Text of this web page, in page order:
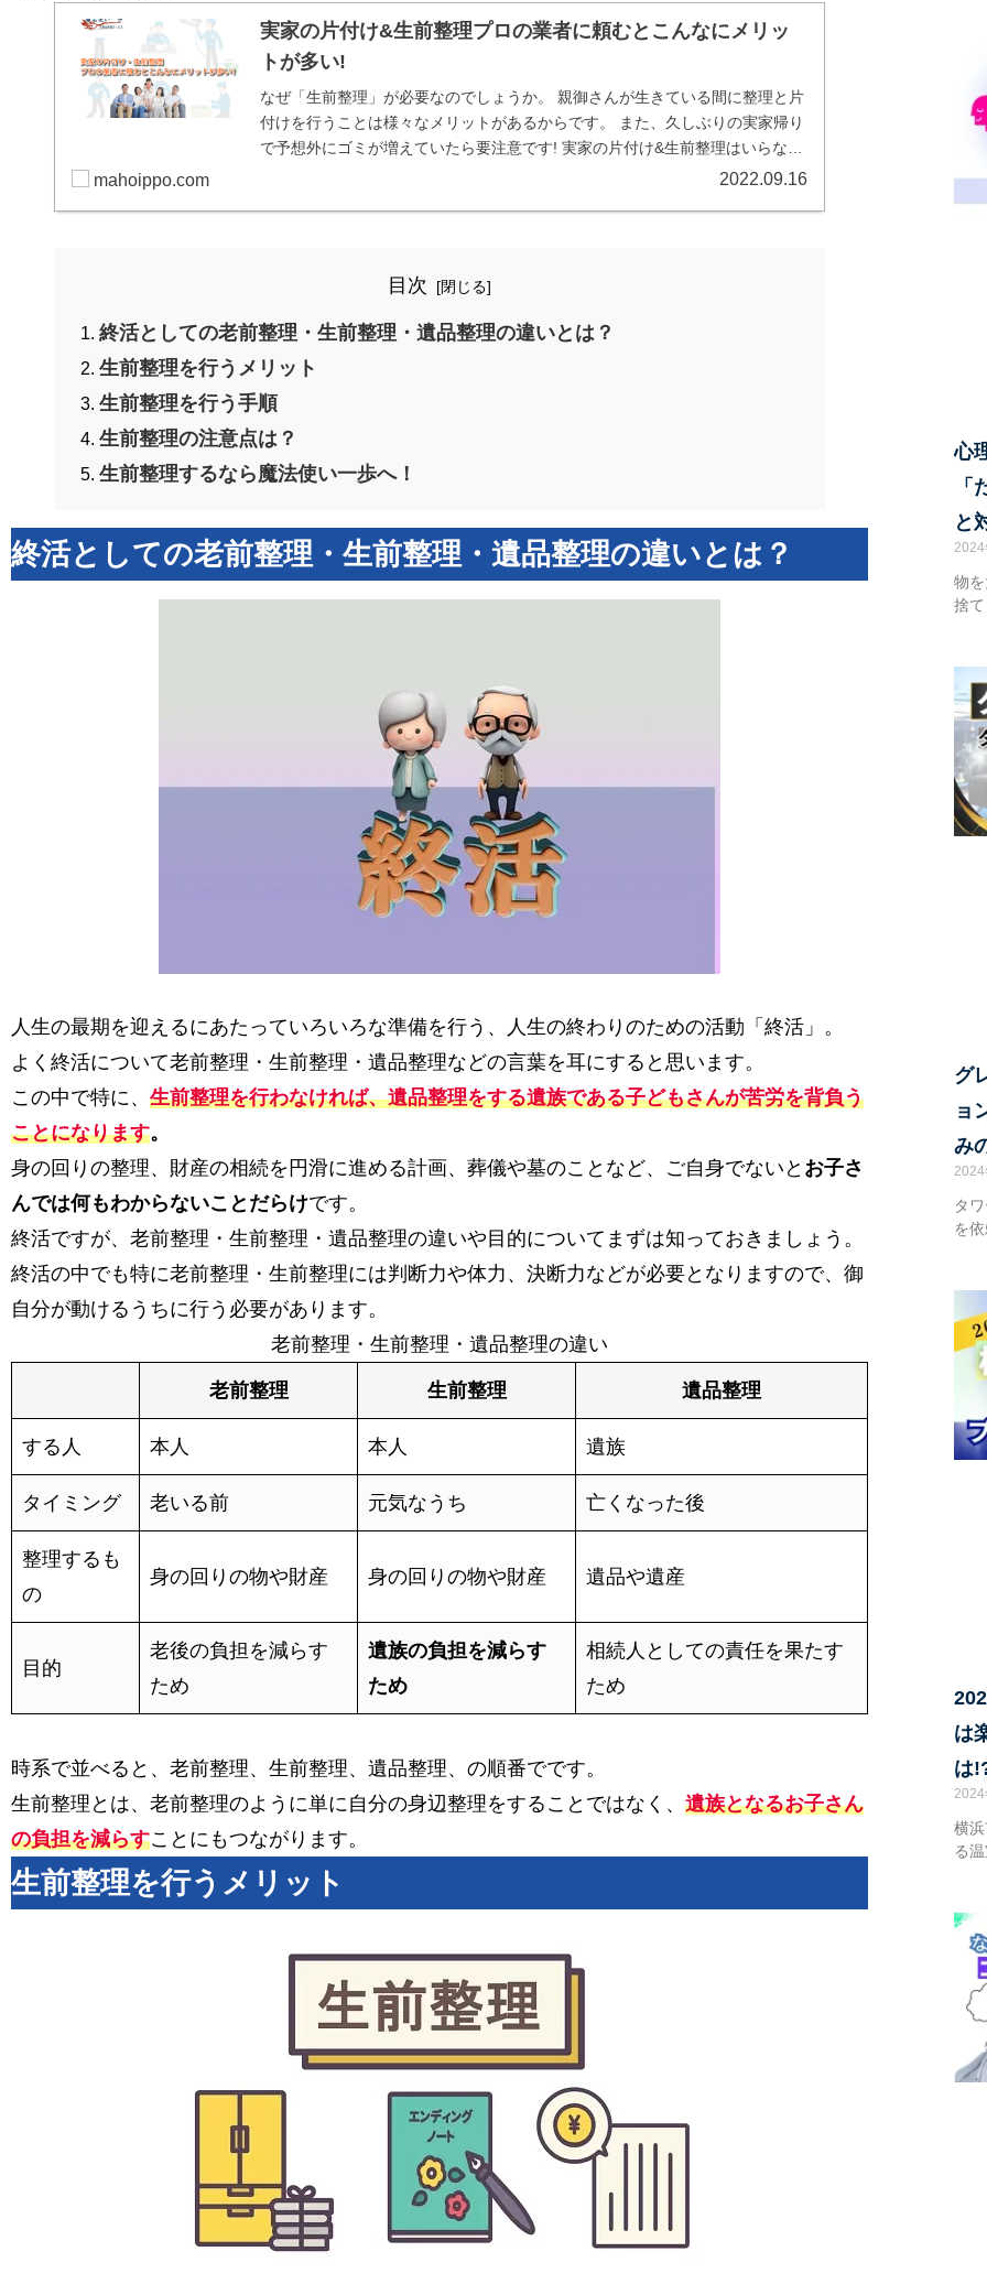
実家の片付け&生前整理プロの業者に頼むとこんなにメリッ
トが多い!
なぜ「生前整理」が必要なのでしょうか。 親御さんが生きている間に整理と片
付けを行うことは様々なメリットがあるからです。 また、久しぶりの実家帰り
で予想外にゴミが増えていたら要注意です! 実家の片付け&生前整理はいらない
mahoippo.com 2022.09.16
目次
終活としての老前整理・生前整理・遺品整理の違いとは？
生前整理を行うメリット
生前整理を行う手順
生前整理の注意点は？
生前整理するなら魔法使い一歩へ！
終活としての老前整理・生前整理・遺品整理の違いとは？
人生の最期を迎えるにあたっていろいろな準備を行う、人生の終わりのための活動「終活」。
よく終活について老前整理・生前整理・遺品整理などの言葉を耳にすると思います。
この中で特に、 生前整理を行わなければ、遺品整理をする遺族である子どもさんが苦労を背負う
ことになります。
身の回りの整理、財産の相続を円滑に進める計画、葬儀や墓のことなど、ご自身でないと お子さ
んでは何もわからないことだらけです。
終活ですが、老前整理・生前整理・遺品整理の違いや目的についてまずは知っておきましょう。
終活の中でも特に老前整理・生前整理には判断力や体力、決断力などが必要となりますので、御
自分が動けるうちに行う必要があります。
老前整理・生前整理・遺品整理の違い
老前整理 生前整理 遺品整理
する人 本人 本人 遺族
タイミング 老いる前 元気なうち 亡くなった後
整理するも
の
身の回りの物や財産 身の回りの物や財産 遺品や遺産
目的
老後の負担を減らす
ため
遺族の負担を減らす
ため
相続人としての責任を果たす
ため
時系で並べると、老前整理、生前整理、遺品整理、の順番でです。
生前整理とは、老前整理のように単に自分の身辺整理をすることではなく、 遺族となるお子さん
の負担を減らすことにもつながります。
生前整理を行うメリット
心
と
物
捨
グ
ョ
み
タ
を
は
は
横
る